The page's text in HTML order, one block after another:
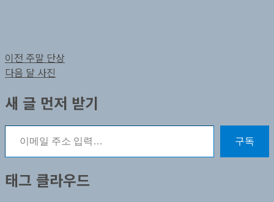
글
탐
색
이전 이
전
주말 단상
다음 다
글:
달 사진
새 글 먼저 받기
이메일 주소 입력…
구독
태그 클라우드